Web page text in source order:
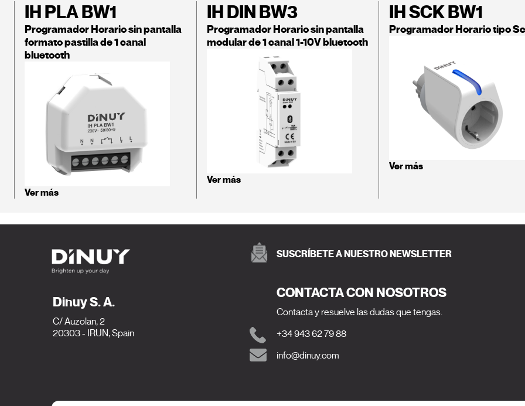
IH PLA BW1
Programador Horario sin pantalla
formato pastilla de 1 canal
bluetooth
Ver más
IH DIN BW3
Programador Horario sin pantalla
modular de 1 canal 1-10V bluetooth
Ver más
IH SCK BW1
Programador Horario tipo
Ver más
Dinuy S. A.
C/ Auzolan, 2
20303 - IRUN, Spain
SUSCRÍBETE A NUESTRO NEWSLETTER
CONTACTA CON NOSOTROS
Contacta y resuelve las dudas que tengas.
+34 943 62 79 88
info@dinuy.com